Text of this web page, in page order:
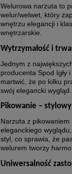
Welurowa narzuta to
welur/welwet, który
wnętrzu elegancji i
wnętrzarskie.
Wytrzymałość i
Jednym z
producenta Spod
martwić, że po kilku
swój elegancki wygląd.
Pikowanie –
Narzuta z
eleganckiego
styl, co sprawia, że
welurem tworzy
Uniwersalność